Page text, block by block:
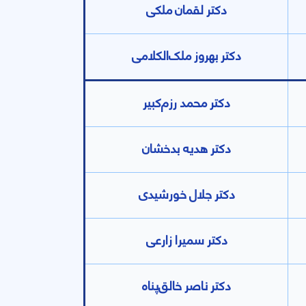
دکتر لقمان ملکی
دکتر بهروز ملک‌الکلامی
دکتر محمد رزم‌کبیر
دکتر هدیه بدخشان
دکتر جلال خورشیدی
دکتر سمیرا زارعی
دکتر ناصر خالق‌پناه